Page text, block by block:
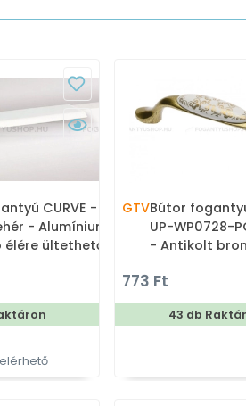
CURVE -
- Alumínium -
ültethető
GTVBútor
UP-WP0728-
- Antikolt
Porcelánnal
antikolt fém
773 Ft
43 db